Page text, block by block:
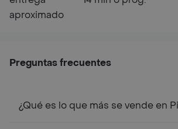
aproximado
Preguntas frecuentes
¿Qué es lo que más se vende en